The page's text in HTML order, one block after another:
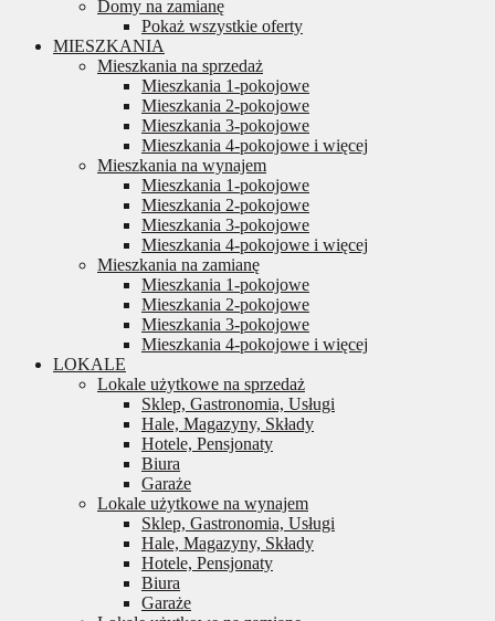
Domy na zamianę
Pokaż wszystkie oferty
MIESZKANIA
Mieszkania na sprzedaż
Mieszkania 1-pokojowe
Mieszkania 2-pokojowe
Mieszkania 3-pokojowe
Mieszkania 4-pokojowe i więcej
Mieszkania na wynajem
Mieszkania 1-pokojowe
Mieszkania 2-pokojowe
Mieszkania 3-pokojowe
Mieszkania 4-pokojowe i więcej
Mieszkania na zamianę
Mieszkania 1-pokojowe
Mieszkania 2-pokojowe
Mieszkania 3-pokojowe
Mieszkania 4-pokojowe i więcej
LOKALE
Lokale użytkowe na sprzedaż
Sklep, Gastronomia, Usługi
Hale, Magazyny, Składy
Hotele, Pensjonaty
Biura
Garaże
Lokale użytkowe na wynajem
Sklep, Gastronomia, Usługi
Hale, Magazyny, Składy
Hotele, Pensjonaty
Biura
Garaże